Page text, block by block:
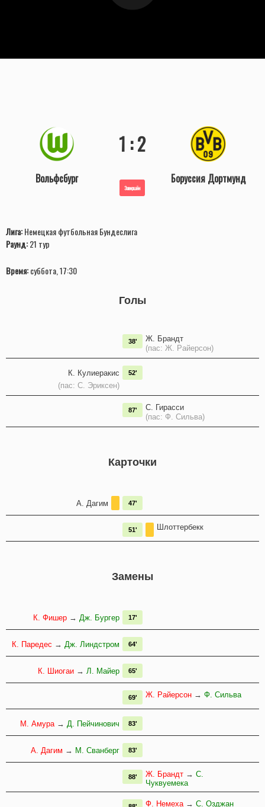
Вольфсбург
1 : 2
Завершён
Боруссия Дортмунд
Лига:Немецкая футбольная Бундеслига
Раунд:21 тур
Время:суббота, 17:30
Голы
Ж. Брандт
(пас: Ж. Райерсон)
38'
К. Кулиеракис
(пас: С. Эриксен)
52'
С. Гирасси
(пас: Ф. Сильва)
87'
Карточки
А. Дагим 47'
Шлоттербекк
51'
Замены
К. Фишер → Дж. Бургер 17'
К. Паредес → Дж. Линдстром 64'
К. Шиогаи → Л. Майер 65'
Ж. Райерсон → Ф. Сильва
69'
М. Амура→ Д. Пейчинович 83'
А. Дагим → М. Сванберг 83'
Ж. Брандт → C.
Чуквуемека
88'
Ф. Немеха→ С. Озджан